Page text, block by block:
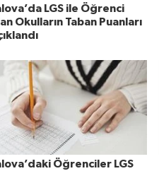
LGS ile Öğrenci
Okulların Taban Puanları
Öğrenciler LGS